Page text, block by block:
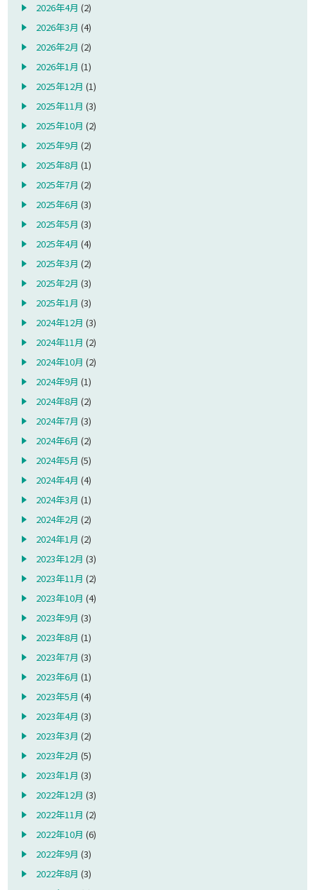
2026年4月 (2)
2026年3月 (4)
2026年2月 (2)
2026年1月 (1)
2025年12月 (1)
2025年11月 (3)
2025年10月 (2)
2025年9月 (2)
2025年8月 (1)
2025年7月 (2)
2025年6月 (3)
2025年5月 (3)
2025年4月 (4)
2025年3月 (2)
2025年2月 (3)
2025年1月 (3)
2024年12月 (3)
2024年11月 (2)
2024年10月 (2)
2024年9月 (1)
2024年8月 (2)
2024年7月 (3)
2024年6月 (2)
2024年5月 (5)
2024年4月 (4)
2024年3月 (1)
2024年2月 (2)
2024年1月 (2)
2023年12月 (3)
2023年11月 (2)
2023年10月 (4)
2023年9月 (3)
2023年8月 (1)
2023年7月 (3)
2023年6月 (1)
2023年5月 (4)
2023年4月 (3)
2023年3月 (2)
2023年2月 (5)
2023年1月 (3)
2022年12月 (3)
2022年11月 (2)
2022年10月 (6)
2022年9月 (3)
2022年8月 (3)